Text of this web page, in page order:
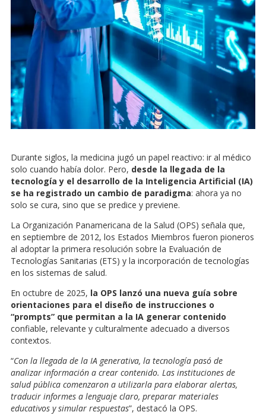
Durante siglos, la medicina jugó un papel reactivo: ir al médico
solo cuando había dolor. Pero, desde la llegada de la
tecnología y el desarrollo de la Inteligencia Artificial (IA)
se ha registrado un cambio de paradigma: ahora ya no
solo se cura, sino que se predice y previene.
La Organización Panamericana de la Salud (OPS) señala que,
en septiembre de 2012, los Estados Miembros fueron pioneros
al adoptar la primera resolución sobre la Evaluación de
Tecnologías Sanitarias (ETS) y la incorporación de tecnologías
en los sistemas de salud.
En octubre de 2025, la OPS lanzó una nueva guía sobre
orientaciones para el diseño de instrucciones o
“prompts” que permitan a la IA generar contenido
confiable, relevante y culturalmente adecuado a diversos
contextos.
“Con la llegada de la IA generativa, la tecnología pasó de
analizar información a crear contenido. Las instituciones de
salud pública comenzaron a utilizarla para elaborar alertas,
traducir informes a lenguaje claro, preparar materiales
educativos y simular respuestas”, destacó la OPS.